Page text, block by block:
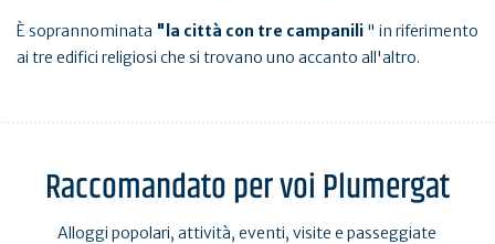
È soprannominata "la città con tre campanili " in riferimento
ai tre edifici religiosi che si trovano uno accanto all'altro.
Raccomandato per voi Plumergat
Alloggi popolari, attività, eventi, visite e passeggiate